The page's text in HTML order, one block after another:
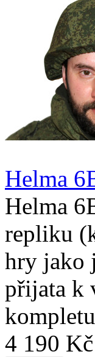
Helma
Helma
repliku
hry jako
přijata k
4 190 Kč